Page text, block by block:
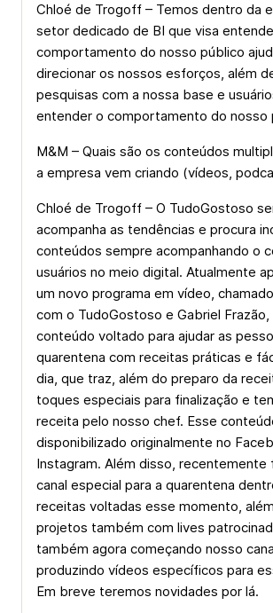
Chloé de Trogoff – Temos dentro da
setor dedicado de BI que visa
comportamento do nosso público
direcionar os nossos esforços, além
pesquisas com a nossa base e
entender o comportamento do nosso
M&M – Quais são os conteúdos
a empresa vem criando (vídeos,
Chloé de Trogoff – O TudoGostoso
acompanha as tendências e procura
conteúdos sempre acompanhando o
usuários no meio digital. Atualmente
um novo programa em vídeo,
com o TudoGostoso e Gabriel Frazão,
conteúdo voltado para ajudar as
quarentena com receitas práticas e
dia, que traz, além do preparo da
toques especiais para finalização e
receita pelo nosso chef. Esse
disponibilizado originalmente no
Instagram. Além disso, recentemente
canal especial para a quarentena
receitas voltadas esse momento,
projetos também com lives
também agora começando nosso
produzindo vídeos específicos para
Em breve teremos novidades por lá.